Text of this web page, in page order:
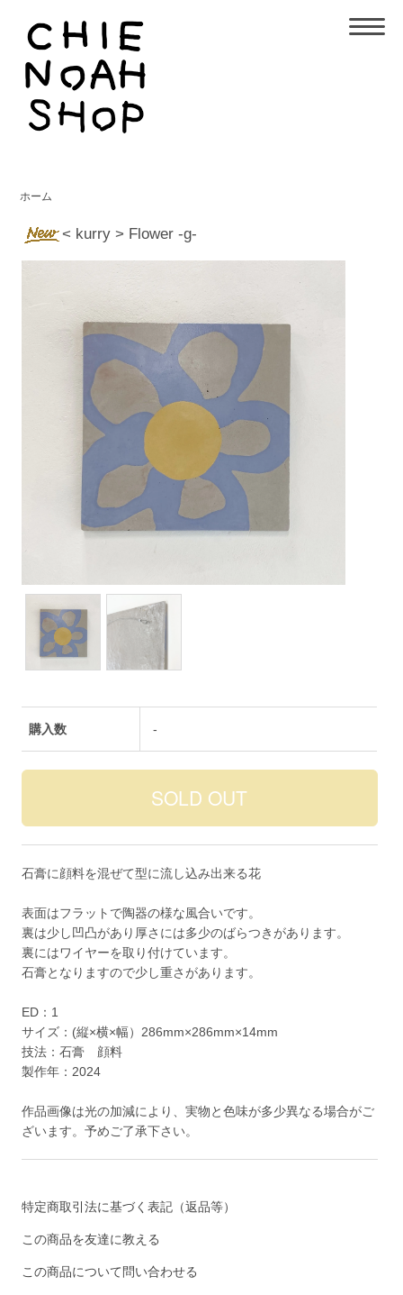
ホーム
< kurry > Flower -g-
購入数 -
石膏に顔料を混ぜて型に流し込み出来る花
表面はフラットで陶器の様な風合いです。
裏は少し凹凸があり厚さには多少のばらつきがあります。
裏にはワイヤーを取り付けています。
石膏となりますので少し重さがあります。
ED：1
サイズ：(縦×横×幅）286mm×286mm×14mm
技法：石膏 顔料
製作年：2024
作品画像は光の加減により、実物と色味が多少異なる場合がご
ざいます。予めご了承下さい。
特定商取引法に基づく表記（返品等）
この商品を友達に教える
この商品について問い合わせる